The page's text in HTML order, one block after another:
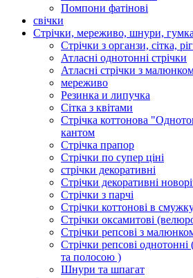
Помпони фатінові
свічки
Стрічки, мереживо, шнури, гумка
Стрічки з органзи, сітка,
Атласні однотонні стрічки
Атласні стрічки з
мереживо
Резинка и липучка
Сітка з квітами
Стрічка коттонова
кантом
Стрічка прапор
Стрічки по супер ціні
стрічки декоративні
Стрічки декоративні
Стрічки з парчі
Стрічки коттонові в
Стрічки оксамитові
Стрічки репсові з
Стрічки репсові однотонні
та полосою )
Шнури та шпагат